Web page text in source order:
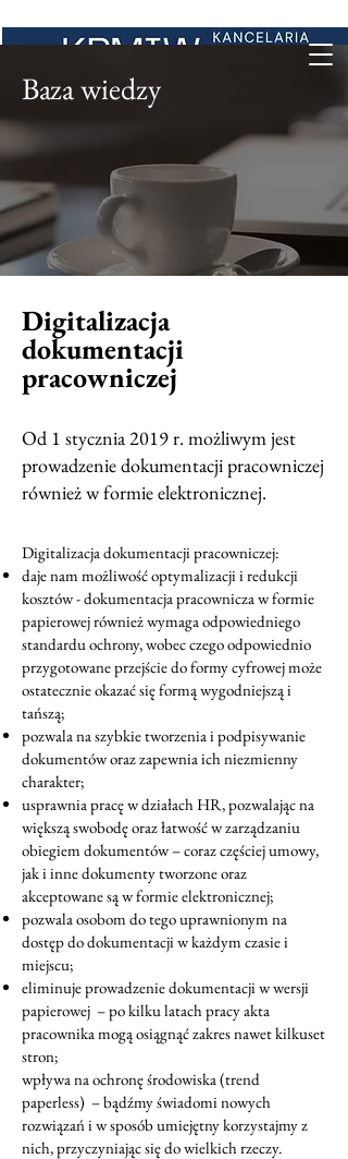
Baza wiedzy
Digitalizacja
dokumentacji
pracowniczej
Od 1 stycznia 2019 r. możliwym jest
prowadzenie dokumentacji pracowniczej
również w formie elektronicznej.
Digitalizacja dokumentacji pracowniczej:
daje nam możliwość optymalizacji i redukcji
kosztów - dokumentacja pracownicza w formie
papierowej również wymaga odpowiedniego
standardu ochrony, wobec czego odpowiednio
przygotowane przejście do formy cyfrowej może
ostatecznie okazać się formą wygodniejszą i
tańszą;
pozwala na szybkie tworzenia i podpisywanie
dokumentów oraz zapewnia ich niezmienny
charakter;
usprawnia pracę w działach HR, pozwalając na
większą swobodę oraz łatwość w zarządzaniu
obiegiem dokumentów – coraz częściej umowy,
jak i inne dokumenty tworzone oraz
akceptowane są w formie elektronicznej;
pozwala osobom do tego uprawnionym na
dostęp do dokumentacji w każdym czasie i
miejscu;
eliminuje prowadzenie dokumentacji w wersji
papierowej – po kilku latach pracy akta
pracownika mogą osiągnąć zakres nawet kilkuset
stron;
wpływa na ochronę środowiska (trend
paperless) – bądźmy świadomi nowych
rozwiązań i w sposób umiejętny korzystajmy z
nich, przyczyniając się do wielkich rzeczy.